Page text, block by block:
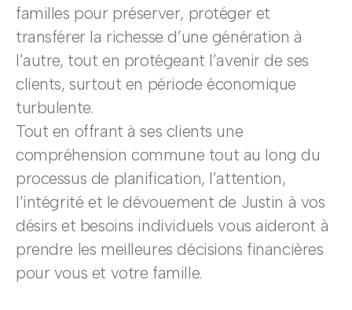
familles pour préserver, protéger et
transférer la richesse d’une génération à
l’autre, tout en protégeant l’avenir de ses
clients, surtout en période économique
turbulente.
Tout en offrant à ses clients une
compréhension commune tout au long du
processus de planification, l’attention,
l’intégrité et le dévouement de Justin à vos
désirs et besoins individuels vous aideront à
prendre les meilleures décisions financières
pour vous et votre famille.